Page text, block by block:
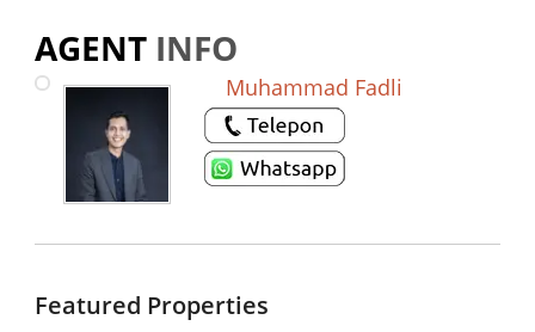
AGENTINFO
Muhammad Fadli
Featured Properties